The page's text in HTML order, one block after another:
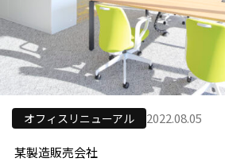
オフィスリニューアル 2022.08.05
某製造販売会社